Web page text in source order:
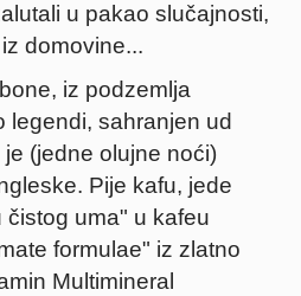
u pakao slučajnosti,
domovine...
iz podzemlja
legendi, sahranjen ud
(jedne olujne noći)
Pije kafu, jede
čistog uma" u kafeu
formulae" iz zlatno
Multimineral